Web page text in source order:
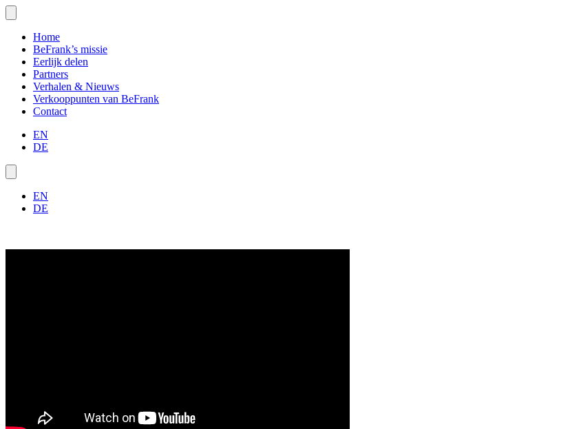
Home
BeFrank’s missie
Eerlijk delen
Partners
Verhalen & Nieuws
Verkooppunten van BeFrank
Contact
EN
DE
EN
DE